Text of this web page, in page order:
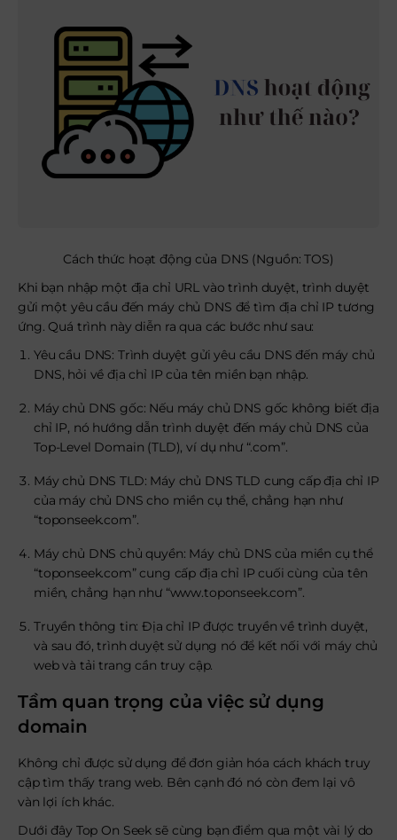
Cách thức hoạt động của DNS (Nguồn: TOS)
Khi bạn nhập một địa chỉ URL vào trình duyệt, trình duyệt
gửi một yêu cầu đến máy chủ DNS để tìm địa chỉ IP tương
ứng. Quá trình này diễn ra qua các bước như sau:
Yêu cầu DNS: Trình duyệt gửi yêu cầu DNS đến máy chủ
DNS, hỏi về địa chỉ IP của tên miền bạn nhập.
Máy chủ DNS gốc: Nếu máy chủ DNS gốc không biết địa
chỉ IP, nó hướng dẫn trình duyệt đến máy chủ DNS của
Top-Level Domain (TLD), ví dụ như “.com”.
Máy chủ DNS TLD: Máy chủ DNS TLD cung cấp địa chỉ IP
của máy chủ DNS cho miền cụ thể, chẳng hạn như
“toponseek.com”.
Máy chủ DNS chủ quyền: Máy chủ DNS của miền cụ thể
“toponseek.com” cung cấp địa chỉ IP cuối cùng của tên
miền, chẳng hạn như “www.toponseek.com”.
Truyền thông tin: Địa chỉ IP được truyền về trình duyệt,
và sau đó, trình duyệt sử dụng nó để kết nối với máy chủ
web và tải trang cần truy cập.
Tầm quan trọng của việc sử dụng
domain
Không chỉ được sử dụng để đơn giản hóa cách khách truy
cập tìm thấy trang web. Bên cạnh đó nó còn đem lại vô
vàn lợi ích khác.
Dưới đây Top On Seek sẽ cùng bạn điểm qua một vài lý do